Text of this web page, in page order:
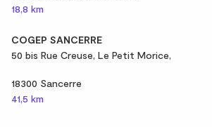
18,8 km
COGEP SANCERRE
50 bis Rue Creuse, Le Petit Morice,
18300 Sancerre
41,5 km